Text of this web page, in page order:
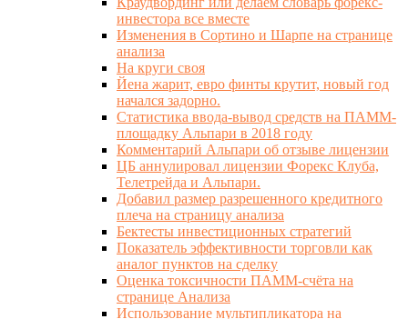
инвестора все вместе
Изменения в Сортино и Шарпе на странице
анализа
На круги своя
Йена жарит, евро финты крутит, новый год
начался задорно.
Статистика ввода-вывод средств на ПАММ-
площадку Альпари в 2018 году
Комментарий Альпари об отзыве лицензии
ЦБ аннулировал лицензии Форекс Клуба,
Телетрейда и Альпари.
Добавил размер разрешенного кредитного
плеча на страницу анализа
Бектесты инвестиционных стратегий
Показатель эффективности торговли как
аналог пунктов на сделку
Оценка токсичности ПАММ-счёта на
странице Анализа
Использование мультипликатора на